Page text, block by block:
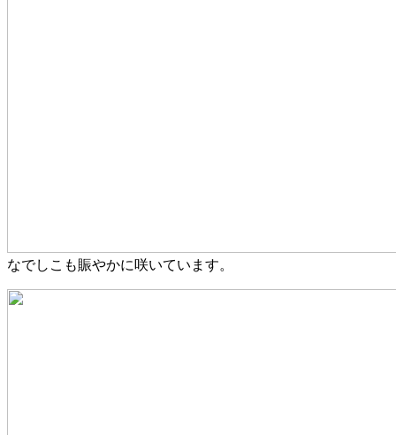
なでしこも賑やかに咲いています。